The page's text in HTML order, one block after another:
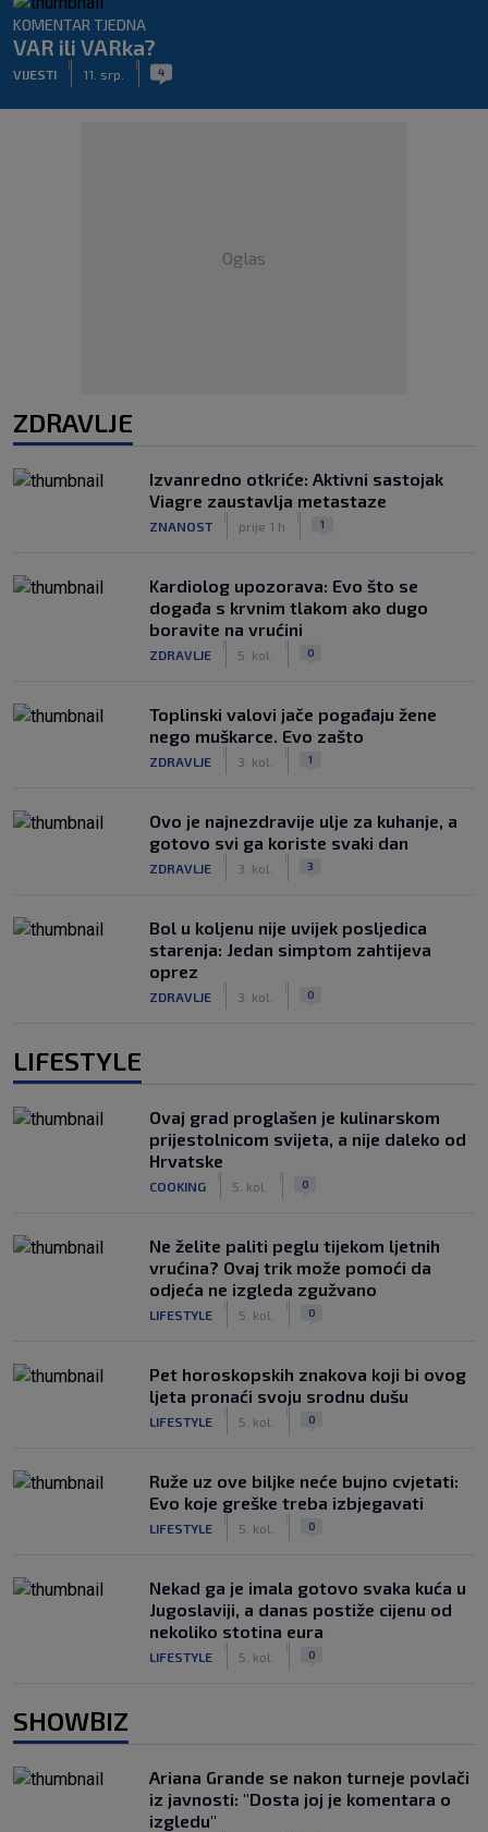
KOMENTAR TJEDNA
VAR ili VARka?
VIJESTI 11. srp. 4
Oglas
ZDRAVLJE
Izvanredno otkriće: Aktivni sastojak
Viagre zaustavlja metastaze
ZNANOST prije 1 h 1
Kardiolog upozorava: Evo što se
događa s krvnim tlakom ako dugo
boravite na vrućini
ZDRAVLJE 5. kol. 0
Toplinski valovi jače pogađaju žene
nego muškarce. Evo zašto
ZDRAVLJE 3. kol. 1
Ovo je najnezdravije ulje za kuhanje, a
gotovo svi ga koriste svaki dan
ZDRAVLJE 3. kol. 3
Bol u koljenu nije uvijek posljedica
starenja: Jedan simptom zahtijeva
oprez
ZDRAVLJE 3. kol. 0
LIFESTYLE
Ovaj grad proglašen je kulinarskom
prijestolnicom svijeta, a nije daleko od
Hrvatske
COOKING 5. kol. 0
Ne želite paliti peglu tijekom ljetnih
vrućina? Ovaj trik može pomoći da
odjeća ne izgleda zgužvano
LIFESTYLE 5. kol. 0
Pet horoskopskih znakova koji bi ovog
ljeta pronaći svoju srodnu dušu
LIFESTYLE 5. kol. 0
Ruže uz ove biljke neće bujno cvjetati:
Evo koje greške treba izbjegavati
LIFESTYLE 5. kol. 0
Nekad ga je imala gotovo svaka kuća u
Jugoslaviji, a danas postiže cijenu od
nekoliko stotina eura
LIFESTYLE 5. kol. 0
SHOWBIZ
Ariana Grande se nakon turneje povlači
iz javnosti: "Dosta joj je komentara o
izgledu"